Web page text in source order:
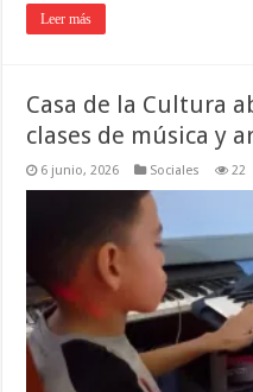
Leer más
Casa de la Cultura
clases de música y
6 junio, 2026 Sociales 22